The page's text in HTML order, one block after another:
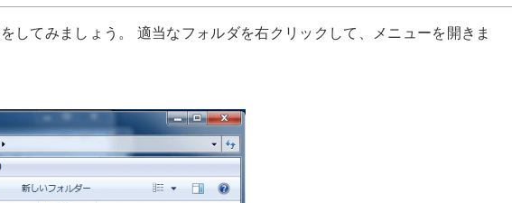
してみましょう。 適当なフォルダを右クリックして、メニューを開きま